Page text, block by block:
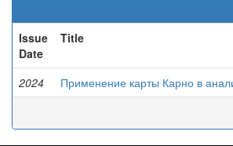
Issue
Date
Title
2024 Применение карты Карно в